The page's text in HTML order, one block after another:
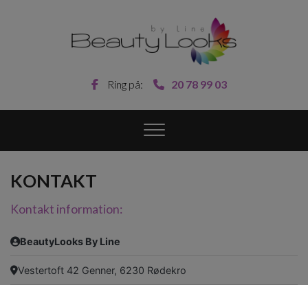
Ring på: 20 78 99 03
KONTAKT
Kontakt information:
BeautyLooks By Line
Vestertoft 42 Genner, 6230 Rødekro